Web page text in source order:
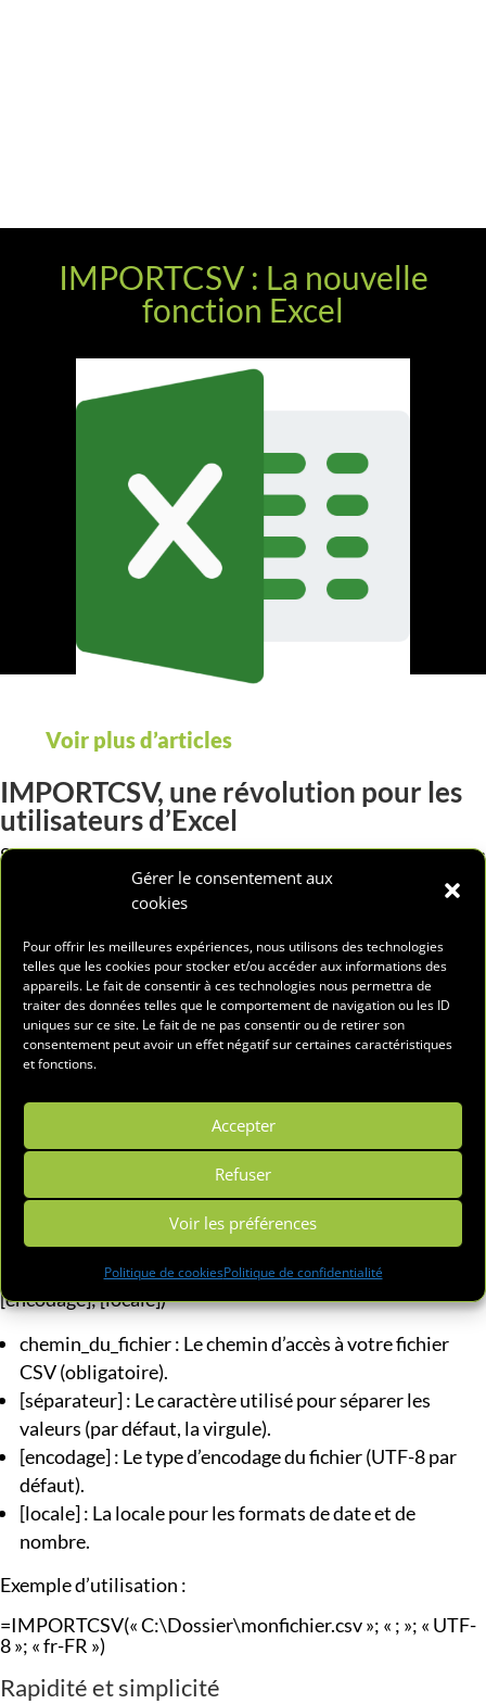
Gérer le consentement aux
cookies
Pour offrir les meilleures expériences, nous utilisons des technologies
telles que les cookies pour stocker et/ou accéder aux informations des
appareils. Le fait de consentir à ces technologies nous permettra de
traiter des données telles que le comportement de navigation ou les ID
uniques sur ce site. Le fait de ne pas consentir ou de retirer son
consentement peut avoir un effet négatif sur certaines caractéristiques
et fonctions.
Accepter
Refuser
Voir les préférences
Politique de cookiesPolitique de confidentialité
IMPORTCSV : La nouvelle
fonction Excel
Voir plus d’articles
IMPORTCSV, une révolution pour les
utilisateurs d’Excel
Si vous utilisez régulièrement Excel pour analyser des
données, vous savez à quel point l’import de fichiers CSV
peut parfois être fastidieux. Jusqu’à présent, Power Query
était la solution la plus courante pour importer et
transformer ces données. Mais depuis peu, Microsoft a
introduit une nouvelle fonction dans Excel :IMPORTCSV
Disponible pour les utilisateurs du canal Beta/Insiders et
pour ceux qui ont mis à jour leur version d’Excel, cette
fonction promet de simplifier grandement l’import de
données depuis un fichier CSV. Testée sur un fichier de 30
simples.
IMPORTCSV : Comment ça marche ?
Une syntaxe simple et intuitive
IMPORTCSVse compose de 4 paramètres,
dont 3 sont optionnels :
=> IMPORTCSV(chemin_du_fichier; [séparateur];
[encodage]; [locale])
chemin_du_fichier : Le chemin d’accès à votre fichier
CSV (obligatoire).
[séparateur] : Le caractère utilisé pour séparer les
valeurs (par défaut, la virgule).
[encodage] : Le type d’encodage du fichier (UTF-8 par
défaut).
[locale] : La locale pour les formats de date et de
nombre.
Exemple d’utilisation :
=IMPORTCSV(« C:\Dossier\monfichier.csv »; « ; »; « UTF-
8 »; « fr-FR »)
Rapidité et simplicité